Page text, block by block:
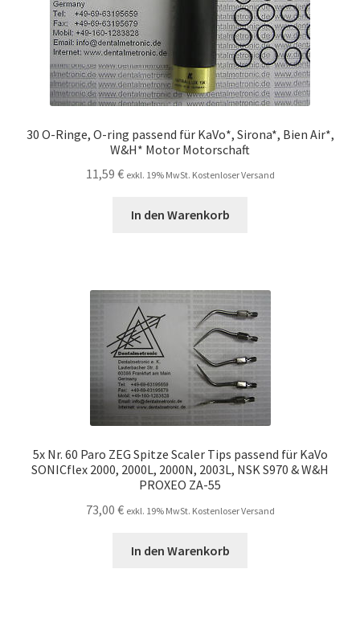
30 O-Ringe, O-ring passend für KaVo*, Sirona*, Bien Air*,
W&H* Motor Motorschaft
11,59 € exkl. 19% MwSt. Kostenloser Versand
In den Warenkorb
5x Nr. 60 Paro ZEG Spitze Scaler Tips passend für KaVo
SONICflex 2000, 2000L, 2000N, 2003L, NSK S970 & W&H
PROXEO ZA-55
73,00 € exkl. 19% MwSt. Kostenloser Versand
In den Warenkorb